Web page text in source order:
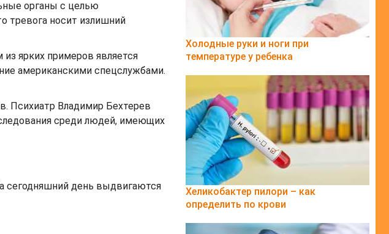
органы с целью
тревога носит излишний
ярких примеров является
американскими спецслужбами.
Психиатр Владимир Бехтерев
среди людей, имеющих
сегодняшний день выдвигаются
Холодные руки и ноги при
температуре у ребенка
Хеликобактер пилори – как
определить по крови